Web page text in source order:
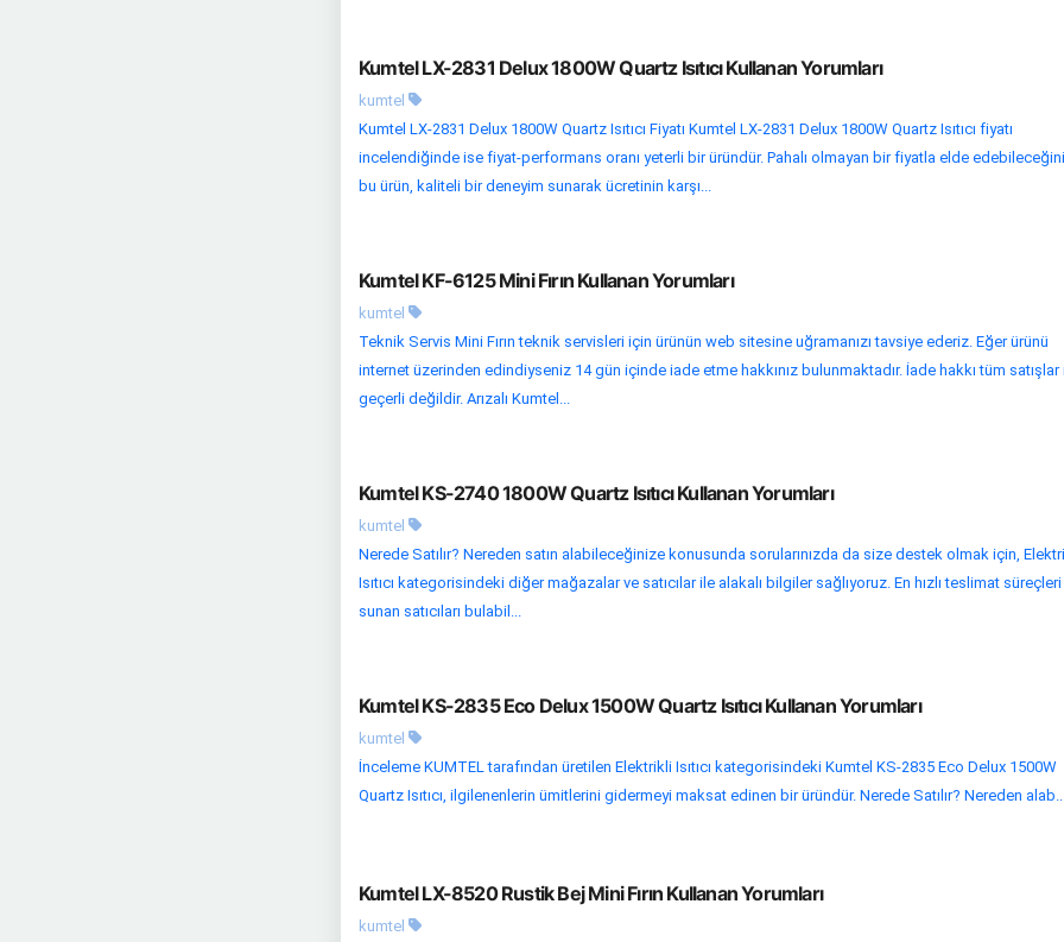
Kumtel LX-2831 Delux 1800W Quartz Isıtıcı Kullanan Yorumları
kumtel
Kumtel LX-2831 Delux 1800W Quartz Isıtıcı Fiyatı Kumtel LX-2831 Delux 1800W Quartz Isıtıcı fiyatı
incelendiğinde ise fiyat-performans oranı yeterli bir üründür. Pahalı olmayan bir fiyatla elde
bu ürün, kaliteli bir deneyim sunarak ücretinin karşı...
Kumtel KF-6125 Mini Fırın Kullanan Yorumları
kumtel
Teknik Servis Mini Fırın teknik servisleri için ürünün web sitesine uğramanızı tavsiye ederiz. Eğer ürünü
internet üzerinden edindiyseniz 14 gün içinde iade etme hakkınız bulunmaktadır. İade hakkı tüm satışlar
geçerli değildir. Arızalı Kumtel...
Kumtel KS-2740 1800W Quartz Isıtıcı Kullanan Yorumları
kumtel
Nerede Satılır? Nereden satın alabileceğinize konusunda sorularınızda da size destek olmak için,
Isıtıcı kategorisindeki diğer mağazalar ve satıcılar ile alakalı bilgiler sağlıyoruz. En hızlı teslimat süreçleri
sunan satıcıları bulabil...
Kumtel KS-2835 Eco Delux 1500W Quartz Isıtıcı Kullanan Yorumları
kumtel
İnceleme KUMTEL tarafından üretilen Elektrikli Isıtıcı kategorisindeki Kumtel KS-2835 Eco Delux 1500W
Quartz Isıtıcı, ilgilenenlerin ümitlerini gidermeyi maksat edinen bir üründür. Nerede Satılır? Nereden
Kumtel LX-8520 Rustik Bej Mini Fırın Kullanan Yorumları
kumtel